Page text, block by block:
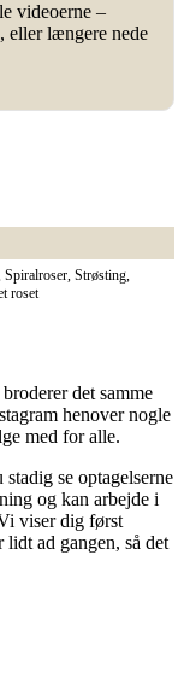
videoerne –
, eller længere nede
Strøsting,
roset
det samme
henover nogle
med for alle.
se optagelserne
og kan arbejde i
viser dig først
ad gangen, så det